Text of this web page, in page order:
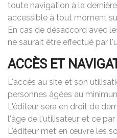
toute navigation à la
accessible à tout moment
En cas de désaccord avec
ne saurait être effectué par
ACCÈS ET
L'accès au site et son
personnes âgées au
L'éditeur sera en droit de
l'âge de l'utilisateur, et ce
L'éditeur met en œuvre les